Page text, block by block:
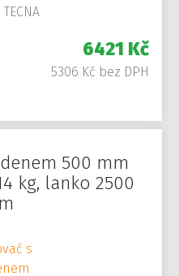
TECNA
6421 Kč
5306 Kč bez DPH
500 mm
kg, lanko 2500